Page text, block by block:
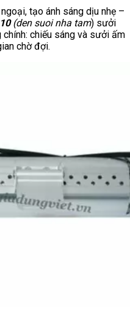
tạo ánh sáng dịu nhẹ –
(den suoi nha tam) sưởi
chính: chiếu sáng và sưởi ấm
chờ đợi.